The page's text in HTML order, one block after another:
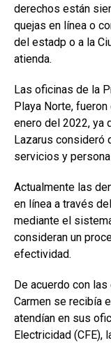
derechos están
quejas en línea o
del estadp o a la
atienda.
Las oficinas de la
Playa Norte,
enero del 2022, ya
Lazarus consideró
servicios y
Actualmente las
en línea a través
mediante el
consideran un
efectividad.
De acuerdo con
Carmen se recibía
atendían en sus
Electricidad (CFE),